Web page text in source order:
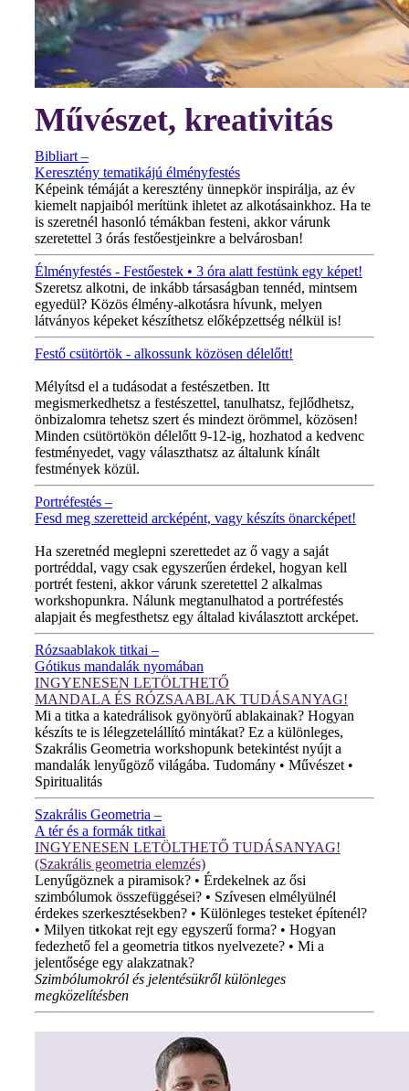
Művészet, kreativitás
Bibliart –
Keresztény tematikájú élményfestés
Képeink témáját a keresztény ünnepkör inspirálja, az év
kiemelt napjaiból merítünk ihletet az alkotásainkhoz. Ha te
is szeretnél hasonló témákban festeni, akkor várunk
szeretettel 3 órás festőestjeinkre a belvárosban!
Élményfestés - Festőestek • 3 óra alatt festünk egy képet!
Szeretsz alkotni, de inkább társaságban tennéd, mintsem
egyedül? Közös élmény-alkotásra hívunk, melyen
látványos képeket készíthetsz előképzettség nélkül is!
Festő csütörtök - alkossunk közösen délelőtt!
Mélyítsd el a tudásodat a festészetben. Itt
megismerkedhetsz a festészettel, tanulhatsz, fejlődhetsz,
önbizalomra tehetsz szert és mindezt örömmel, közösen!
Minden csütörtökön délelőtt 9-12-ig, hozhatod a kedvenc
festményedet, vagy választhatsz az általunk kínált
festmények közül.
Portréfestés –
Fesd meg szeretteid arcképént, vagy készíts önarcképet!
Ha szeretnéd meglepni szerettedet az ő vagy a saját
portréddal, vagy csak egyszerűen érdekel, hogyan kell
portrét festeni, akkor várunk szeretettel 2 alkalmas
workshopunkra. Nálunk megtanulhatod a portréfestés
alapjait és megfesthetsz egy általad kiválasztott arcképet.
Rózsaablakok titkai –
Gótikus mandalák nyomában
INGYENESEN LETÖLTHETŐ
MANDALA ÉS RÓZSAABLAK TUDÁSANYAG!
Mi a titka a katedrálisok gyönyörű ablakainak? Hogyan
készíts te is lélegzetelállító mintákat? Ez a különleges,
Szakrális Geometria workshopunk betekintést nyújt a
mandalák lenyűgöző világába. Tudomány • Művészet •
Spiritualitás
Szakrális Geometria –
A tér és a formák titkai
INGYENESEN LETÖLTHETŐ TUDÁSANYAG!
(Szakrális geometria elemzés)
Lenyűgöznek a piramisok? • Érdekelnek az ősi
szimbólumok összefüggései? • Szívesen elmélyülnél
érdekes szerkesztésekben? • Különleges testeket építenél?
• Milyen titkokat rejt egy egyszerű forma? • Hogyan
fedezhető fel a geometria titkos nyelvezete? • Mi a
jelentősége egy alakzatnak?
Szimbólumokról és jelentésükről különleges
megközelítésben